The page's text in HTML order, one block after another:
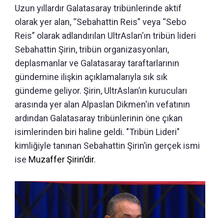
Uzun yıllardır Galatasaray tribünlerinde aktif
olarak yer alan, “Sebahattin Reis” veya “Sebo
Reis” olarak adlandırılan UltrAslan'ın tribün lideri
Sebahattin Şirin, tribün organizasyonları,
deplasmanlar ve Galatasaray taraftarlarının
gündemine ilişkin açıklamalarıyla sık sık
gündeme geliyor. Şirin, UltrAslan’ın kurucuları
arasında yer alan Alpaslan Dikmen'in vefatının
ardından Galatasaray tribünlerinin öne çıkan
isimlerinden biri haline geldi. "Tribün Lideri"
kimliğiyle tanınan Sebahattin Şirin’in gerçek ismi
ise Muzaffer Şirin’dir.